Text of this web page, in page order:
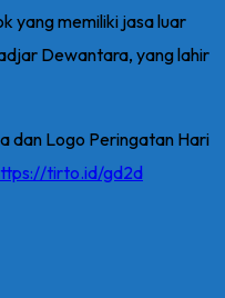
yang memiliki jasa luar
Dewantara, yang lahir
dan Logo Peringatan Hari
tirto.id/gd2d